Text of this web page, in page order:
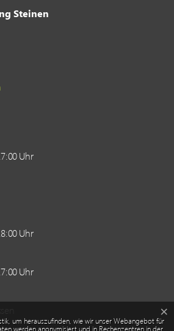
Steinen
Uhr
Uhr
Uhr
um herauszufinden, wie wir unser Webangebot für
werden anonymisiert und in Rechenzentren in der
×